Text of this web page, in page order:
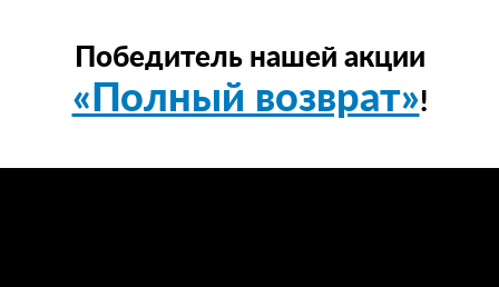
Победитель нашей акции
«Полный возврат»!